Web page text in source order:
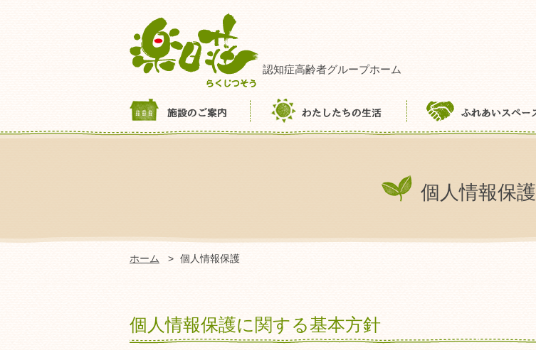
認知症高齢者グループホーム
個人情報保護
ホーム 個人情報保護
個人情報保護に関する基本方針